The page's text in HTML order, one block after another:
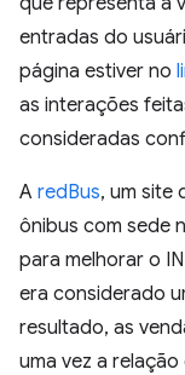
entradas do
página estiver no
as interações
consideradas
A redBus, um site
ônibus com sede
para melhorar o
era considerado
resultado, as
uma vez a